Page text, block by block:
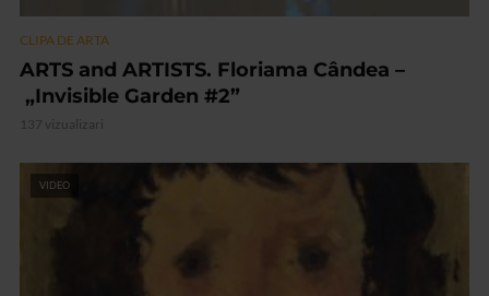
CLIPA DE ARTA
ARTS and ARTISTS. Floriama Cândea –
„Invisible Garden #2”
137 vizualizari
VIDEO